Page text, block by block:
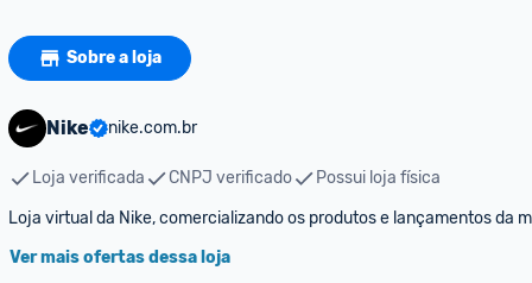
Sobre a loja
Nike nike.com.br
Loja verificada CNPJ verificado
Possui loja física
Loja virtual da Nike, comercializando os produtos e lançamentos da
Ver mais ofertas dessa loja